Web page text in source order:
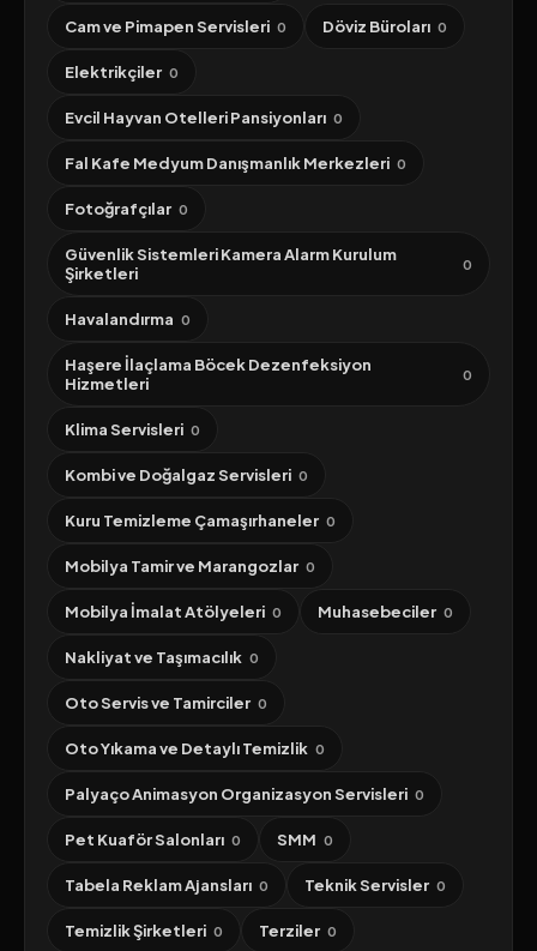
Cam ve Pimapen Servisleri 0 Döviz Büroları 0
Elektrikçiler 0
Evcil Hayvan Otelleri Pansiyonları 0
Fal Kafe Medyum Danışmanlık Merkezleri 0
Fotoğrafçılar 0
Güvenlik Sistemleri Kamera Alarm Kurulum
Şirketleri
0
Havalandırma 0
Haşere İlaçlama Böcek Dezenfeksiyon
Hizmetleri
0
Klima Servisleri 0
Kombi ve Doğalgaz Servisleri 0
Kuru Temizleme Çamaşırhaneler 0
Mobilya Tamir ve Marangozlar 0
Mobilya İmalat Atölyeleri 0 Muhasebeciler 0
Nakliyat ve Taşımacılık 0
Oto Servis ve Tamirciler 0
Oto Yıkama ve Detaylı Temizlik 0
Palyaço Animasyon Organizasyon Servisleri 0
Pet Kuaför Salonları 0 SMM 0
Tabela Reklam Ajansları 0 Teknik Servisler 0
Temizlik Şirketleri 0 Terziler 0